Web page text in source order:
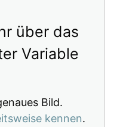
über das
Variable
Bild.
kennen.